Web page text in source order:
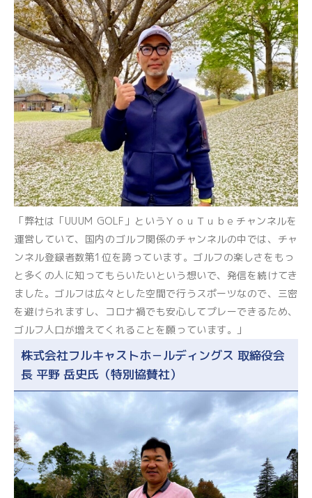
「弊社は「UUUM GOLF」というＹｏｕＴｕｂｅチャンネルを
運営していて、国内のゴルフ関係のチャンネルの中では、チャ
ンネル登録者数第1位を誇っています。ゴルフの楽しさをもっ
と多くの人に知ってもらいたいという想いで、発信を続けてき
ました。ゴルフは広々とした空間で行うスポーツなので、三密
を避けられますし、コロナ禍でも安心してプレーできるため、
ゴルフ人口が増えてくれることを願っています。」
株式会社フルキャストホ－ルディングス 取締役会
長 平野 岳史氏（特別協賛社）